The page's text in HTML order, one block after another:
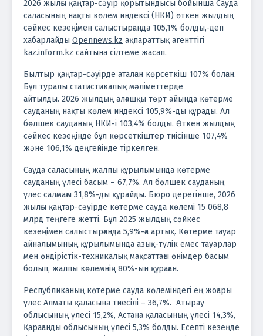
2026 жылғы қаңтар-сәуір қорытындысы бойынша Сауда
саласының нақты көлем индексі (НКИ) өткен жылдың
сәйкес кезеңімен салыстырғанда 105,1% болды,-деп
хабарлайды Opennews.kz ақпараттық агенттігі
kaz.inform.kz сайтына сілтеме жасап.
Былтыр қаңтар-сәуірде аталған көрсеткіш 107% болған.
Бұл туралы статистикалық мәліметтерде
айтылды. 2026 жылдың алғашқы төрт айында көтерме
сауданың нақты көлем индексі 105,9%-ды құрады. Ал
бөлшек сауданың НКИ-і 103,4% болды. Өткен жылдың
сәйкес кезеңінде бұл көрсеткіштер тиісінше 107,4%
және 106,1% деңгейінде тіркелген.
Сауда саласының жалпы құрылымында көтерме
сауданың үлесі басым – 67,7%. Ал бөлшек сауданың
үлес салмағы 31,8%-ды құрайды. Бюро дерегінше, 2026
жылғы қаңтар-сәуірде көтерме сауда көлемі 15 068,8
млрд теңгеге жетті. Бұл 2025 жылдың сәйкес
кезеңімен салыстырғанда 5,9%-ға артық. Көтерме тауар
айналымының құрылымында азық-түлік емес тауарлар
мен өндірістік-техникалық мақсаттағы өнімдер басым
болып, жалпы көлемнің 80%-ын құраған.
Республиканың көтерме сауда көлеміндегі ең жоғары
үлес Алматы қаласына тиесілі – 36,7%. Атырау
облысының үлесі 15,2%, Астана қаласының үлесі 14,3%,
Қарағанды облысының үлесі 5,3% болды. Есепті кезеңде